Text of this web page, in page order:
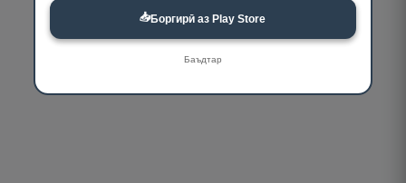
📥Боргирӣ аз Play Store
Баъдтар